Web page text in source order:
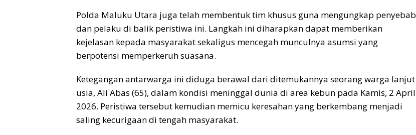
Polda Maluku Utara juga telah membentuk tim khusus guna mengungkap penyebab
dan pelaku di balik peristiwa ini. Langkah ini diharapkan dapat memberikan
kejelasan kepada masyarakat sekaligus mencegah munculnya asumsi yang
berpotensi memperkeruh suasana.
Ketegangan antarwarga ini diduga berawal dari ditemukannya seorang warga lanjut
usia, Ali Abas (65), dalam kondisi meninggal dunia di area kebun pada Kamis, 2 April
2026. Peristiwa tersebut kemudian memicu keresahan yang berkembang menjadi
saling kecurigaan di tengah masyarakat.